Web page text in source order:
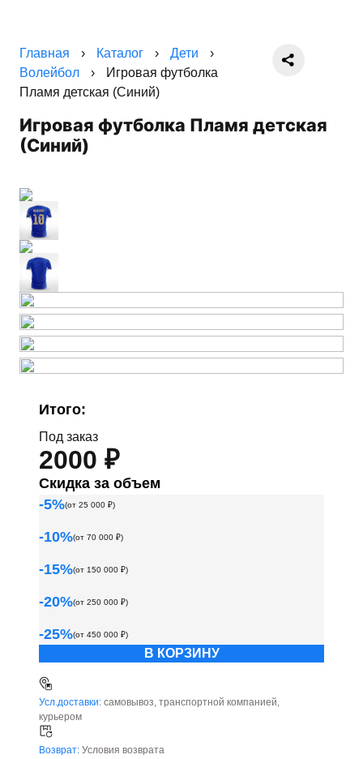
Главная › Каталог › Дети
›
Волейбол
›
Игровая футболка
Пламя детская (Синий)
Игровая футболка Пламя детская
(Синий)
Итого:
Под заказ
2000 ₽
Скидка за объем
-5%(от 25 000 ₽)
-10%(от 70 000 ₽)
-15%(от 150 000 ₽)
-20%(от 250 000 ₽)
-25%(от 450 000 ₽)
В КОРЗИНУ
Усл.доставки: самовывоз, транспортной компанией,
курьером
Возврат: Условия возврата